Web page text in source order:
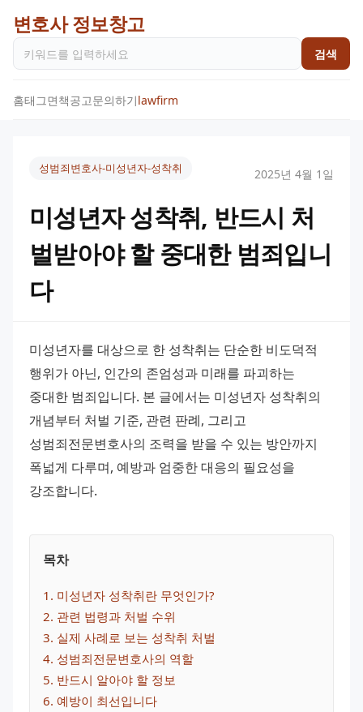
변호사 정보창고
검색
홈태그면책공고문의하기lawfirm
성범죄변호사-미성년자-성착취 2025년 4월 1일
미성년자 성착취, 반드시 처
벌받아야 할 중대한 범죄입니
다
미성년자를 대상으로 한 성착취는 단순한 비도덕적
행위가 아닌, 인간의 존엄성과 미래를 파괴하는
중대한 범죄입니다. 본 글에서는 미성년자 성착취의
개념부터 처벌 기준, 관련 판례, 그리고
성범죄전문변호사의 조력을 받을 수 있는 방안까지
폭넓게 다루며, 예방과 엄중한 대응의 필요성을
강조합니다.
목차
1 . 미성년자 성착취란 무엇인가?
2. 관련 법령과 처벌 수위
3. 실제 사례로 보는 성착취 처벌
4. 성범죄전문변호사의 역할
5. 반드시 알아야 할 정보
6. 예방이 최선입니다